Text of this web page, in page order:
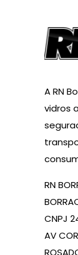
A RN
vidros
RN
CNPJ
AV